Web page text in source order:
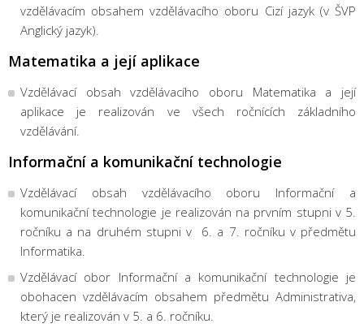
vzdělávacím obsahem vzdělávacího oboru Cizí jazyk (v ŠVP
Anglický jazyk).
Matematika a její aplikace
Vzdělávací obsah vzdělávacího oboru Matematika a její
aplikace je realizován ve všech ročnících základního
vzdělávání.
Informační a komunikační technologie
Vzdělávací obsah vzdělávacího oboru Informační a
komunikační technologie je realizován na prvním stupni v 5.
ročníku a na druhém stupni v 6. a 7. ročníku v předmětu
Informatika.
Vzdělávací obor Informační a komunikační technologie je
obohacen vzdělávacím obsahem předmětu Administrativa,
který je realizován v 5. a 6. ročníku.